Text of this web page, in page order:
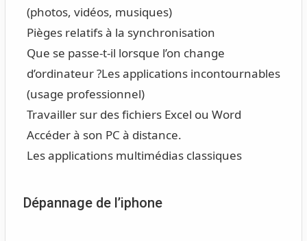
(photos, vidéos, musiques)
Pièges relatifs à la synchronisation
Que se passe-t-il lorsque l’on change
d’ordinateur ?Les applications incontournables
(usage professionnel)
Travailler sur des fichiers Excel ou Word
Accéder à son PC à distance.
Les applications multimédias classiques
Dépannage de l’iphone